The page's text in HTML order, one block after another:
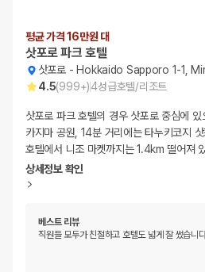
평균 가격 16만원 대
삿포로 파크 호텔
삿포로 - Hokkaido Sapporo 1-1,
4.5(999+)4성급호텔/리조트
삿포로 파크 호텔의 경우 삿포로 중심에
카지마 공원, 14분 거리에는 타누키코지
호텔에서 니조 마켓까지는 1.4km 떨어져
상세정보 확인
베스트 리뷰
직원들 모두가 친절하고 호텔도 넓게 잘 썼습니